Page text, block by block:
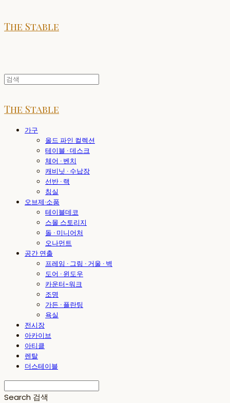
The Stable
The Stable
가구
올드 파인 컬렉션
테이블 · 데스크
체어 · 벤치
캐비닛 · 수납장
선반 · 랙
침실
오브제·소품
테이블데코
스몰 스토리지
돌 · 미니어처
오나먼트
공간 연출
프레임 · 그림 · 거울 · 벽
도어 · 윈도우
카운터-워크
조명
가든 · 플란팅
욕실
전시장
아카이브
아티클
렌탈
더스테이블
Search 검색